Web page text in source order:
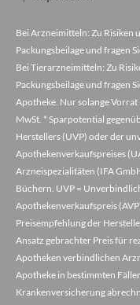
Bei Arzneimitteln: Zu Risiken
Packungsbeilage und fragen
Bei Tierarzneimitteln: Zu
Packungsbeilage und fragen
Apotheke. Nur solange
MwSt. * Sparpotential
Herstellers (UVP) oder der
Apothekenverkaufspreises
Arzneispezialitäten (IFA
Büchern. UVP =
Apothekenverkaufspreis
Preisempfehlung der
Ansatz gebrachter Preis für
Apotheken verbindlichen
Apotheke in bestimmten
Krankenversicherung